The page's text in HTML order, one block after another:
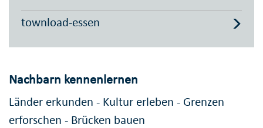
townload-essen
Nachbarn kennenlernen
Länder erkunden - Kultur erleben - Grenzen
erforschen - Brücken bauen